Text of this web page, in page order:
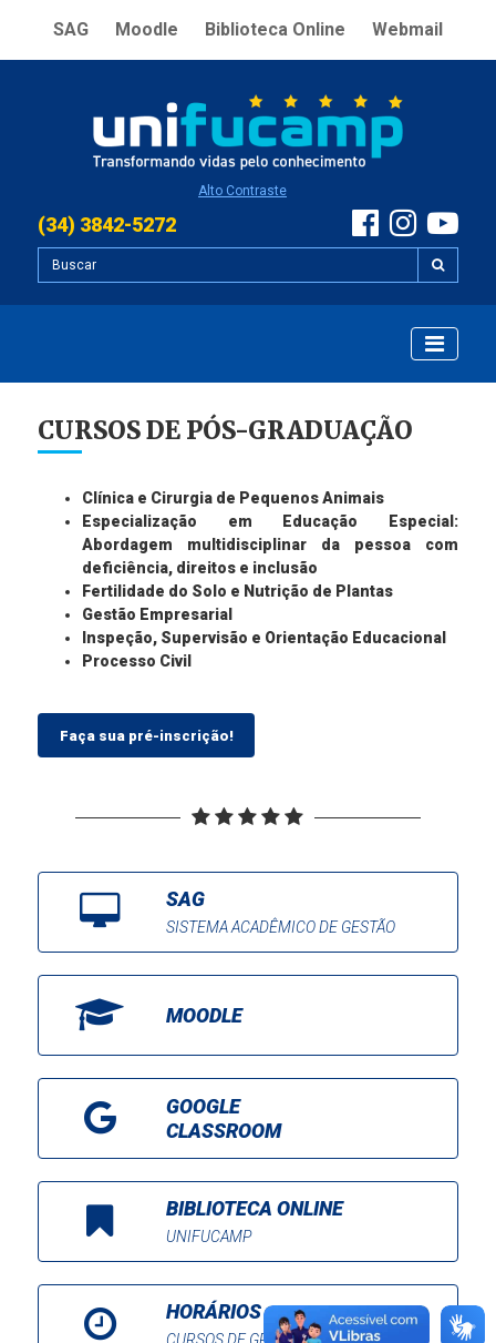
SAG Moodle Biblioteca Online Webmail
Alto Contraste
(34) 3842-5272
CURSOS DE PÓS-GRADUAÇÃO
Clínica e Cirurgia de Pequenos Animais
Especialização em Educação Especial:
Abordagem multidisciplinar da pessoa com
deficiência, direitos e inclusão
Fertilidade do Solo e Nutrição de Plantas
Gestão Empresarial
Inspeção, Supervisão e Orientação Educacional
Processo Civil
Faça sua pré-inscrição!
SAG
SISTEMA ACADÊMICO DE GESTÃO
MOODLE
GOOGLE
CLASSROOM
BIBLIOTECA ONLINE
UNIFUCAMP
HORÁRIOS